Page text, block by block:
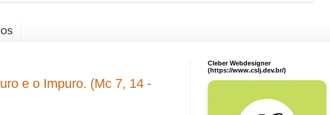
e o Impuro. (Mc 7, 14 -
Cleber Webdesigner
(https://www.cslj.dev.br/)